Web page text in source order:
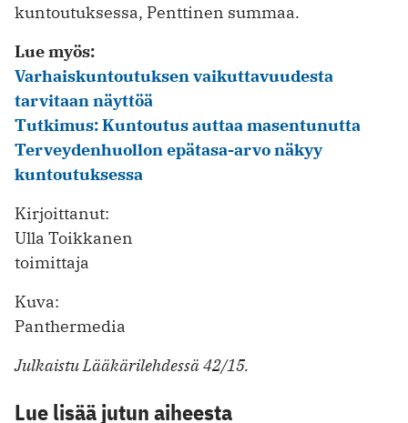
kuntoutuksessa, Penttinen summaa.
Lue myös:
Varhaiskuntoutuksen vaikuttavuudesta
tarvitaan näyttöä
Tutkimus: Kuntoutus auttaa masentunutta
Terveydenhuollon epätasa-arvo näkyy
kuntoutuksessa
Kirjoittanut:
Ulla Toikkanen
toimittaja
Kuva:
Panthermedia
Julkaistu Lääkärilehdessä 42/15.
Lue lisää jutun aiheesta